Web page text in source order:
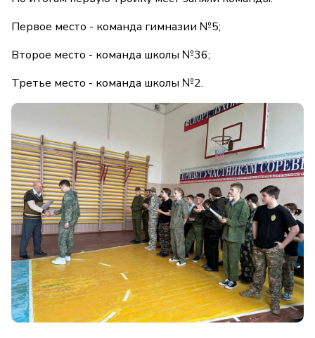
Первое место - команда гимназии №5;
Второе место - команда школы №36;
Третье место - команда школы №2.